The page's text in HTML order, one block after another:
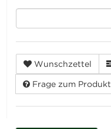
Wunschzettel
Frage zum Produkt